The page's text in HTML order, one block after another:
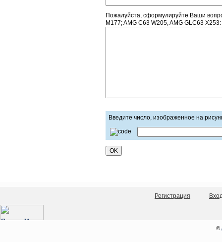
Пожалуйста, сформулируйте Ваши
M177; AMG C63 W205, AMG GLC63 X253:
Введите число, изображенное на
Регистрация
©